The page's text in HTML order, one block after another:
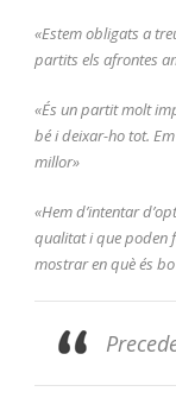
«Estem obligats a
partits els afrontes
«És un partit molt
bé i deixar-ho tot.
millor»
«Hem d’intentar
qualitat i que poden
mostrar en què és